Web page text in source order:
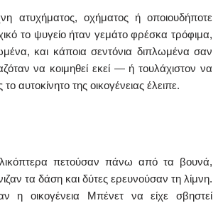
ατυχήματος, οχήματος ή οποιουδήποτε
το ψυγείο ήταν γεμάτο φρέσκα τρόφιμα,
και κάποια σεντόνια διπλωμένα σαν
να κοιμηθεί εκεί — ή τουλάχιστον να
αυτοκίνητο της οικογένειας έλειπε.
πετούσαν πάνω από τα βουνά,
τα δάση και δύτες ερευνούσαν τη λίμνη.
η οικογένεια Μπένετ να είχε σβηστεί